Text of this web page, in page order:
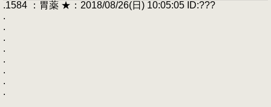
.1584 ：胃薬 ★：2018/08/26(日) 10:05:05 ID:???
.
.
.
.
.
.
.
.